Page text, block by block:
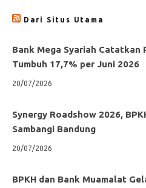
Dari Situs Utama
Bank Mega Syariah Catatkan
Tumbuh 17,7% per Juni 2026
20/07/2026
Synergy Roadshow 2026,
Sambangi Bandung
20/07/2026
BPKH dan Bank Muamalat